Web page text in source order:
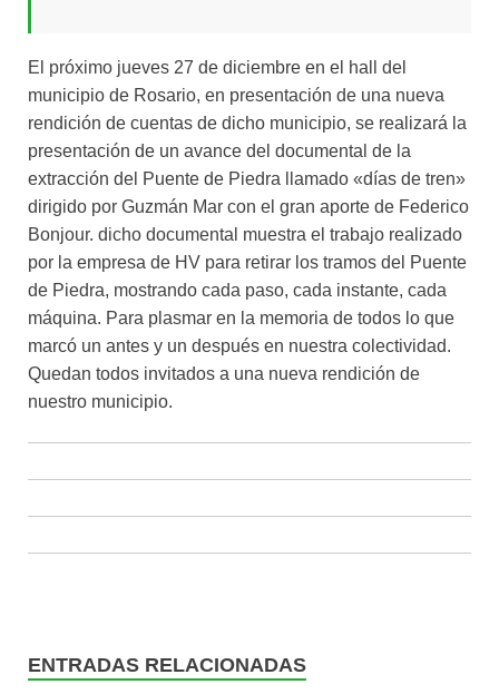
El próximo jueves 27 de diciembre en el hall del
municipio de Rosario, en presentación de una nueva
rendición de cuentas de dicho municipio, se realizará la
presentación de un avance del documental de la
extracción del Puente de Piedra llamado «días de tren»
dirigido por Guzmán Mar con el gran aporte de Federico
Bonjour. dicho documental muestra el trabajo realizado
por la empresa de HV para retirar los tramos del Puente
de Piedra, mostrando cada paso, cada instante, cada
máquina. Para plasmar en la memoria de todos lo que
marcó un antes y un después en nuestra colectividad.
Quedan todos invitados a una nueva rendición de
nuestro municipio.
ENTRADAS RELACIONADAS